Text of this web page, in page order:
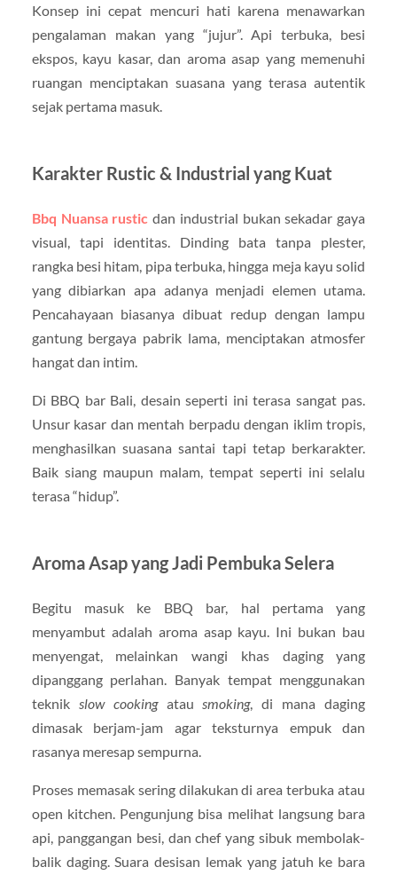
Konsep ini cepat mencuri hati karena menawarkan
pengalaman makan yang “jujur”. Api terbuka, besi
ekspos, kayu kasar, dan aroma asap yang memenuhi
ruangan menciptakan suasana yang terasa autentik
sejak pertama masuk.
Karakter Rustic & Industrial yang Kuat
Bbq Nuansa rustic dan industrial bukan sekadar gaya
visual, tapi identitas. Dinding bata tanpa plester,
rangka besi hitam, pipa terbuka, hingga meja kayu solid
yang dibiarkan apa adanya menjadi elemen utama.
Pencahayaan biasanya dibuat redup dengan lampu
gantung bergaya pabrik lama, menciptakan atmosfer
hangat dan intim.
Di BBQ bar Bali, desain seperti ini terasa sangat pas.
Unsur kasar dan mentah berpadu dengan iklim tropis,
menghasilkan suasana santai tapi tetap berkarakter.
Baik siang maupun malam, tempat seperti ini selalu
terasa “hidup”.
Aroma Asap yang Jadi Pembuka Selera
Begitu masuk ke BBQ bar, hal pertama yang
menyambut adalah aroma asap kayu. Ini bukan bau
menyengat, melainkan wangi khas daging yang
dipanggang perlahan. Banyak tempat menggunakan
teknik slow cookingatausmoking, di mana daging
dimasak berjam-jam agar teksturnya empuk dan
rasanya meresap sempurna.
Proses memasak sering dilakukan di area terbuka atau
open kitchen. Pengunjung bisa melihat langsung bara
api, panggangan besi, dan chef yang sibuk membolak-
balik daging. Suara desisan lemak yang jatuh ke bara